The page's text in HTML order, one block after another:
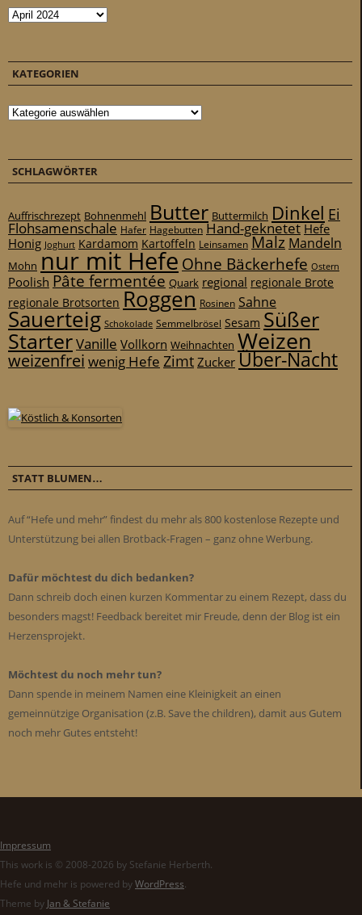
Archiv
KATEGORIEN
Kategorien
SCHLAGWÖRTER
Auffrischrezept Bohnenmehl Butter Buttermilch Dinkel Ei
Flohsamenschale Hafer Hagebutten Hand-geknetet Hefe
Honig Joghurt Kardamom Kartoffeln Leinsamen Malz Mandeln
Mohn nur mit Hefe Ohne Bäckerhefe Ostern
Poolish Pâte fermentée Quark regional regionale Brote
regionale Brotsorten Roggen Rosinen Sahne
Sauerteig Schokolade Semmelbrösel Sesam Süßer
StarterVanille Vollkorn Weihnachten Weizen
weizenfrei wenig Hefe ZimtZuckerÜber-Nacht
STATT BLUMEN…
Auf “Hefe und mehr” findest du mehr als 800 kostenlose Rezepte und
Unterstützung bei allen Brotback-Fragen – ganz ohne Werbung.
Dafür möchtest du dich bedanken?
Dann schreib doch einen kurzen Kommentar zu einem Rezept, dass du
besonders magst! Feedback bereitet mir Freude, denn der Blog ist ein
Herzensprojekt.
Möchtest du noch mehr tun?
Dann spende in meinem Namen eine Kleinigkeit an einen
gemeinnützige Organisation (z.B. Save the children), damit aus Gutem
noch mehr Gutes entsteht!
Impressum
This work is © 2008-2026 by Stefanie Herberth.
Hefe und mehr is powered byWordPress.
Theme by Jan & Stefanie